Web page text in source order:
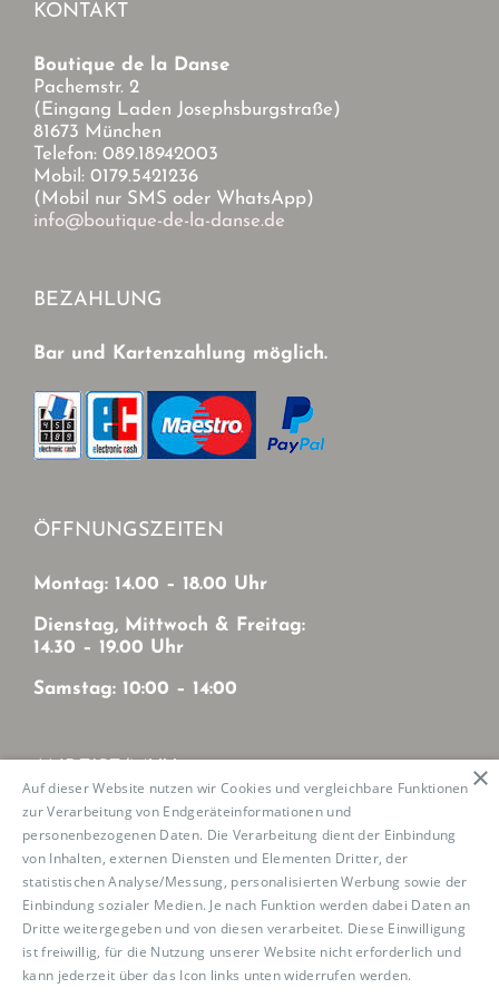
KONTAKT
Boutique de la Danse
Pachemstr. 2
(Eingang Laden Josephsburgstraße)
81673 München
Telefon: 089.18942003
Mobil: 0179.5421236
(Mobil nur SMS oder WhatsApp)
info@boutique-de-la-danse.de
BEZAHLUNG
Bar und Kartenzahlung möglich.
ÖFFNUNGSZEITEN
Montag: 14.00 – 18.00 Uhr
Dienstag, Mittwoch & Freitag:
14.30 – 19.00 Uhr
Samstag: 10:00 – 14:00
Mit MVV von München-Zentrum
U2: Haltestelle Josephsburg
Tram 21: Haltestelle Mutschellestr.
Copyright 2023 Boutique de la Danse | Impressum
Auf dieser Website nutzen wir Cookies und vergleichbare Funktionen
zur Verarbeitung von Endgeräteinformationen und
personenbezogenen Daten. Die Verarbeitung dient der Einbindung
von Inhalten, externen Diensten und Elementen Dritter, der
statistischen Analyse/Messung, personalisierten Werbung sowie der
Einbindung sozialer Medien. Je nach Funktion werden dabei Daten an
Dritte weitergegeben und von diesen verarbeitet. Diese Einwilligung
ist freiwillig, für die Nutzung unserer Website nicht erforderlich und
kann jederzeit über das Icon links unten widerrufen werden.
×